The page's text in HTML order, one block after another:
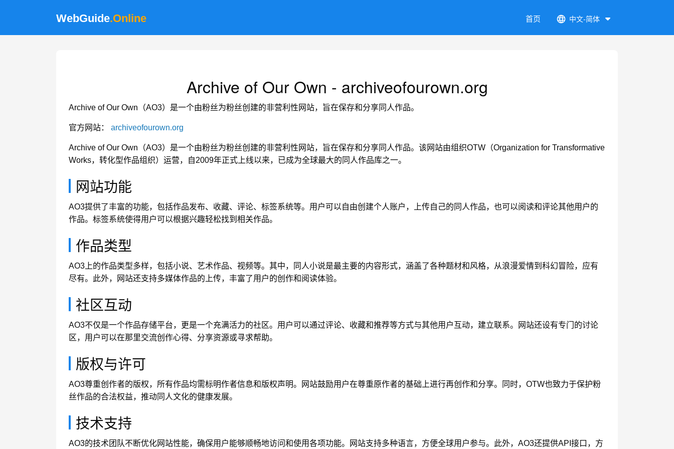
WebGuide.Online 首页 中文-简体
Archive of Our Own - archiveofourown.org
Archive of Our Own（AO3）是一个由粉丝为粉丝创建的非营利性网站，旨在保存和分享同人作品。
官方网站： archiveofourown.org
Archive of Our Own（AO3）是一个由粉丝为粉丝创建的非营利性网站，旨在保存和分享同人作品。该网站由组织OTW（Organization for Transformative
Works，转化型作品组织）运营，自2009年正式上线以来，已成为全球最大的同人作品库之一。
网站功能
AO3提供了丰富的功能，包括作品发布、收藏、评论、标签系统等。用户可以自由创建个人账户，上传自己的同人作品，也可以阅读和评论其他用户的
作品。标签系统使得用户可以根据兴趣轻松找到相关作品。
作品类型
AO3上的作品类型多样，包括小说、艺术作品、视频等。其中，同人小说是最主要的内容形式，涵盖了各种题材和风格，从浪漫爱情到科幻冒险，应有
尽有。此外，网站还支持多媒体作品的上传，丰富了用户的创作和阅读体验。
社区互动
AO3不仅是一个作品存储平台，更是一个充满活力的社区。用户可以通过评论、收藏和推荐等方式与其他用户互动，建立联系。网站还设有专门的讨论
区，用户可以在那里交流创作心得、分享资源或寻求帮助。
版权与许可
AO3尊重创作者的版权，所有作品均需标明作者信息和版权声明。网站鼓励用户在尊重原作者的基础上进行再创作和分享。同时，OTW也致力于保护粉
丝作品的合法权益，推动同人文化的健康发展。
技术支持
AO3的技术团队不断优化网站性能，确保用户能够顺畅地访问和使用各项功能。网站支持多种语言，方便全球用户参与。此外，AO3还提供API接口，方